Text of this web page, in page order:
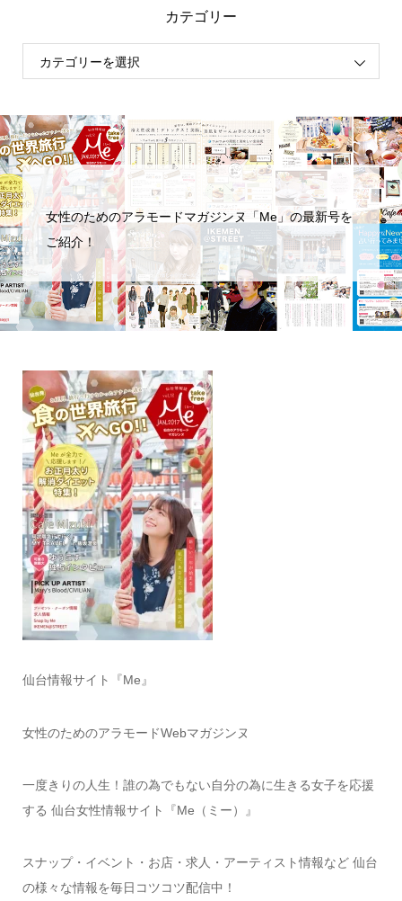
カテゴリー
女性のためのアラモードマガジンヌ「Me」の最新号を
ご紹介！
仙台情報サイト『Me』
女性のためのアラモードWebマガジンヌ
一度きりの人生！誰の為でもない自分の為に生きる女子を応援
する 仙台女性情報サイト『Me（ミー）』
スナップ・イベント・お店・求人・アーティスト情報など 仙台
の様々な情報を毎日コツコツ配信中！